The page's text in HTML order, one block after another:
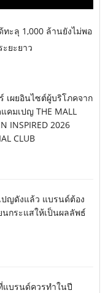
ทะลุ 1,000 ล้านยังไม่พอ
ยะยาว
เผยอินไซต์ผู้บริโภคจาก
คมเปญ THE MALL
INSPIRED 2026
CLUB
ญดังแล้ว แบรนด์ต้อง
นกระแสให้เป็นผลลัพธ์
แบรนด์ควรทำในปี